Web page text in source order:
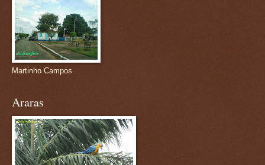
Martinho Campos
Araras